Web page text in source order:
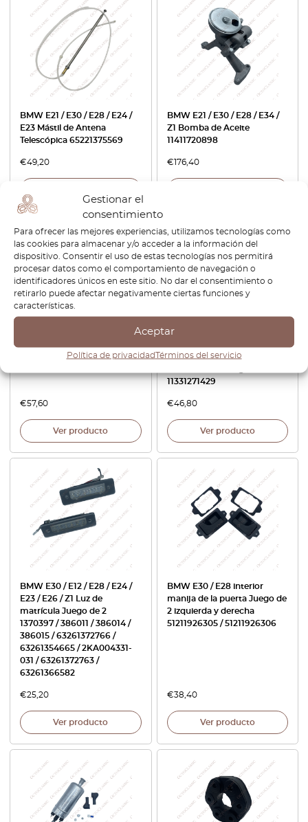
Gestionar el
consentimiento
Para ofrecer las mejores experiencias, utilizamos tecnologías como
las cookies para almacenar y/o acceder a la información del
dispositivo. Consentir el uso de estas tecnologías nos permitirá
procesar datos como el comportamiento de navegación o
identificadores únicos en este sitio. No dar el consentimiento o
retirarlo puede afectar negativamente ciertas funciones y
características.
Aceptar
Política de privacidadTérminos del servicio
BMW E21 / E30 / E28 / E24 /
E23 Mástil de Antena
Telescópica 65221375569
€49,20
BMW E21 / E30 / E28 / E34 /
Z1 Bomba de Aceite
11411720898
€176,40
Bearing Front juego de 2
€57,60
Ver producto
E30 balancín para motores
11331271429
€46,80
Ver producto
BMW E30 / E12 / E28 / E24 /
E23 / E26 / Z1 Luz de
matrícula Juego de 2
1370397 / 386011 / 386014 /
386015 / 63261372766 /
63261354665 / 2KA004331-
031 / 63261372763 /
63261366582
€25,20
Ver producto
BMW E30 / E28 interior
manija de la puerta Juego de
2 izquierda y derecha
51211926305 / 51211926306
€38,40
Ver producto